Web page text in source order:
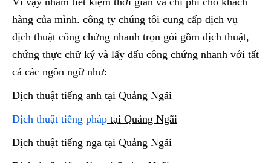
hàng của mình. công ty chúng tôi cung cấp dịch vụ
dịch thuật công chứng nhanh trọn gói gồm dịch thuật,
chứng thực chữ ký và lấy dấu công chứng nhanh với tất
cả các ngôn ngữ như:
Dịch thuật tiếng anh tại Quảng Ngãi
Dịch thuật tiếng pháp tại Quảng Ngãi
Dịch thuật tiếng nga tại Quảng Ngãi